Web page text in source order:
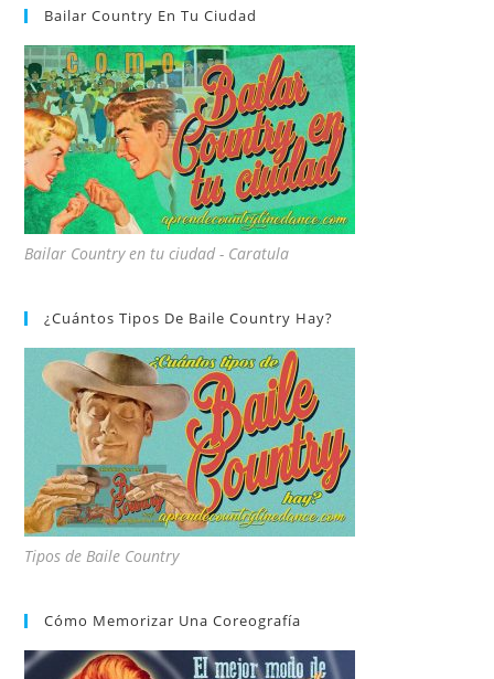
Bailar Country En Tu Ciudad
Bailar Country en tu ciudad - Caratula
¿Cuántos Tipos De Baile Country Hay?
Tipos de Baile Country
Cómo Memorizar Una Coreografía